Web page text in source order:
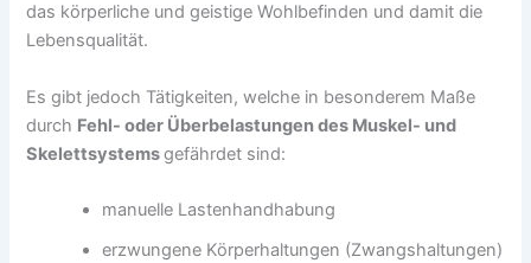
das körperliche und geistige Wohlbefinden und damit die
Lebensqualität.
Es gibt jedoch Tätigkeiten, welche in besonderem Maße
durch Fehl- oder Überbelastungen des Muskel- und
Skelettsystemsgefährdet sind:
manuelle Lastenhandhabung
erzwungene Körperhaltungen (Zwangshaltungen)